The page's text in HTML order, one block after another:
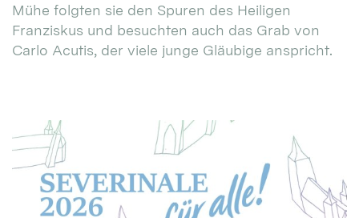
Mühe folgten sie den Spuren des Heiligen
Franziskus und besuchten auch das Grab von
Carlo Acutis, der viele junge Gläubige anspricht.